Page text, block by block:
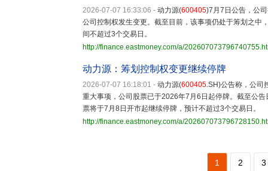
2026-07-07 16:33:06 - 动力源(600405)7月7日公告，公
公司控制权发生变更。截至目前，该事项仍处于筹划之中
间不超过3个交易日。
http://finance.eastmoney.com/a/
动力源：筹划控制权变更继续停牌
2026-07-07 16:18:01 - 动力源(600405.SH)公告称，公司
重大事项，公司股票已于2026年7月6日起停牌。截至公
票将于7月8日开市起继续停牌，预计不超过3个交易日。
http://finance.eastmoney.com/a/
1 2 3